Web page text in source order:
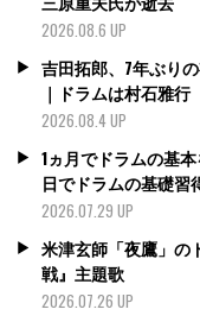
2026.08.6 UP
吉田拓郎、7年ぶり
｜ドラムは村石雅行
2026.08.4 UP
1ヵ月でドラムの基
日でドラムの基礎習
2026.07.29 UP
米津玄師「夜鷹」の
戦』主題歌
2026.07.26 UP